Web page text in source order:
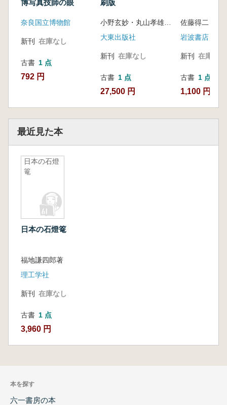
博写真技師の眼
奈良国立博物館
新刊 在庫なし
古書 1 点
792 円
刷版
小野玄妙・丸山孝雄 編纂
大東出版社
新刊 在庫なし
古書 1 点
27,500 円
佐藤得二 著
岩波書店
新刊 在庫なし
古書 1 点
1,100 円
最近見た本
日本の石燈
篭
日本の石燈篭
福地謙四郎著
理工学社
新刊 在庫なし
古書 1 点
3,960 円
本を探す
六一書房の本